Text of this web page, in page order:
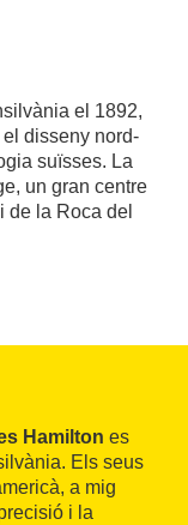
el 1892,
disseny nord-
suïsses. La
un gran centre
de la Roca del
Hamilton es
Els seus
a mig
i la